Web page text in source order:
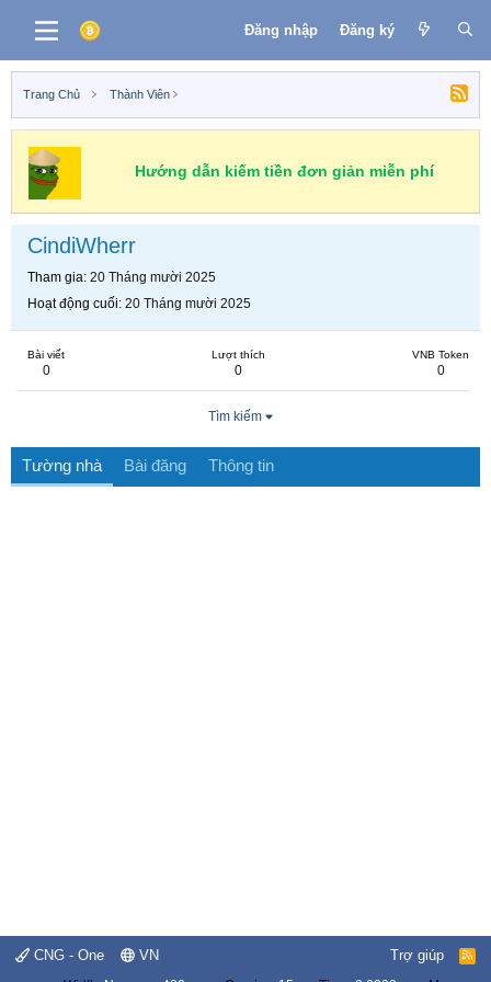
Đăng nhập Đăng ký
Trang Chủ Thành Viên
Hướng dẫn kiếm tiền đơn giản miễn phí
CindiWherr
Tham gia 20 Tháng mười 2025
Hoạt động cuối 20 Tháng mười 2025
Bài viết
0
Lượt thích
0
VNB Token
0
Tìm kiếm
Tường nhà Bài đăng Thông tin
CNG - One VN Trợ giúp
R